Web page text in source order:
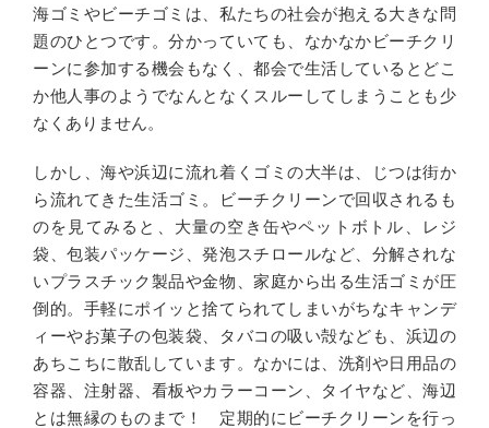
海ゴミやビーチゴミは、私たちの社会が抱える大きな問
題のひとつです。分かっていても、なかなかビーチクリ
ーンに参加する機会もなく、都会で生活しているとどこ
か他人事のようでなんとなくスルーしてしまうことも少
なくありません。
しかし、海や浜辺に流れ着くゴミの大半は、じつは街か
ら流れてきた生活ゴミ。ビーチクリーンで回収されるも
のを見てみると、大量の空き缶やペットボトル、レジ
袋、包装パッケージ、発泡スチロールなど、分解されな
いプラスチック製品や金物、家庭から出る生活ゴミが圧
倒的。手軽にポイッと捨てられてしまいがちなキャンデ
ィーやお菓子の包装袋、タバコの吸い殻なども、浜辺の
あちこちに散乱しています。なかには、洗剤や日用品の
容器、注射器、看板やカラーコーン、タイヤなど、海辺
とは無縁のものまで！ 定期的にビーチクリーンを行っ